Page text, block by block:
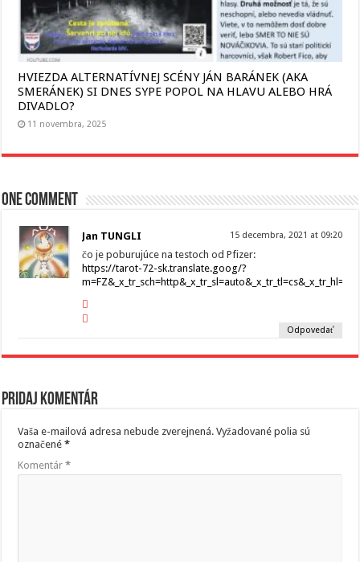
HVIEZDA ALTERNATÍVNEJ SCÉNY JÁN BARÁNEK (AKA
SMERÁNEK) SI DNES SYPE POPOL NA HLAVU ALEBO HRÁ
DIVADLO?
11 novembra, 2025
One comment
Jan TUNGLI 15 decembra, 2021 at 09:20
čo je poburujúce na testoch od Pfizer:
https://tarot-72-sk.translate.goog/?
m=FZ&_x_tr_sch=http&_x_tr_sl=auto&_x_tr_tl=cs&_x_tr_hl=sk
Odpovedať
Pridaj komentár
Vaša e-mailová adresa nebude zverejnená. Vyžadované polia sú
označené*
Komentár*